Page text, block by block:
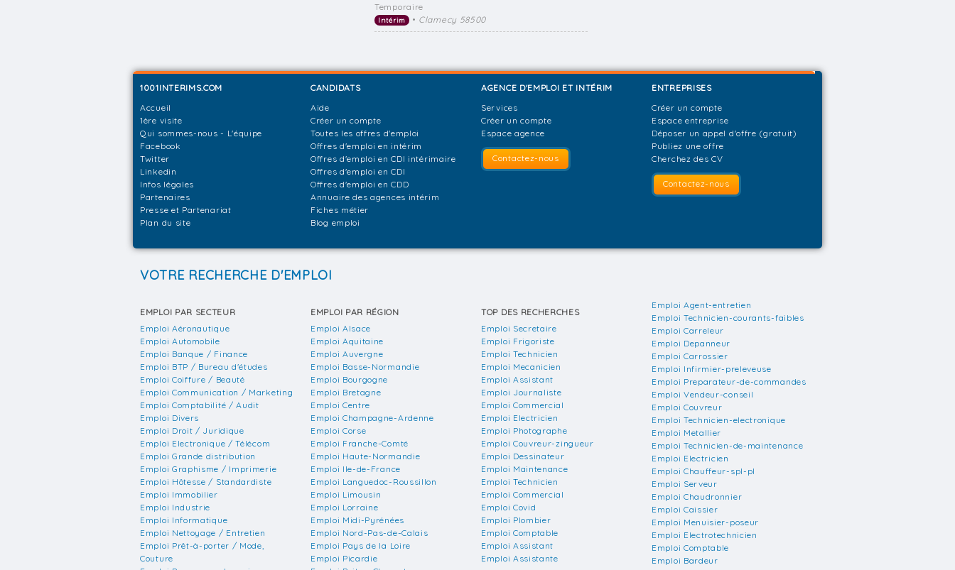
Temporaire
Intérim • Clamecy 58500
1001INTERIMS.COM
Accueil
1ère visite
Qui sommes-nous - L'équipe
Facebook
Twitter
Linkedin
Infos légales
Partenaires
Presse et Partenariat
Plan du site
CANDIDATS
Aide
Créer un compte
Toutes les offres d'emploi
Offres d'emploi en intérim
Offres d'emploi en CDI intérimaire
Offres d'emploi en CDI
Offres d'emploi en CDD
Annuaire des agences intérim
Fiches métier
Blog emploi
AGENCE D'EMPLOI ET INTÉRIM
Services
Créer un compte
Espace agence
Contactez-nous
ENTREPRISES
Créer un compte
Espace entreprise
Déposer un appel d'offre (gratuit)
Publiez une offre
Cherchez des CV
Contactez-nous
VOTRE RECHERCHE D'EMPLOI
EMPLOI PAR SECTEUR
Emploi Aéronautique
Emploi Automobile
Emploi Banque / Finance
Emploi BTP / Bureau d'études
Emploi Coiffure / Beauté
Emploi Communication / Marketing
Emploi Comptabilité / Audit
Emploi Divers
Emploi Droit / Juridique
Emploi Electronique / Télécom
Emploi Grande distribution
Emploi Graphisme / Imprimerie
Emploi Hôtesse / Standardiste
Emploi Immobilier
Emploi Industrie
Emploi Informatique
Emploi Nettoyage / Entretien
Emploi Prêt-à-porter / Mode,
Couture
EMPLOI PAR RÉGION
Emploi Alsace
Emploi Aquitaine
Emploi Auvergne
Emploi Basse-Normandie
Emploi Bourgogne
Emploi Bretagne
Emploi Centre
Emploi Champagne-Ardenne
Emploi Corse
Emploi Franche-Comté
Emploi Haute-Normandie
Emploi Ile-de-France
Emploi Languedoc-Roussillon
Emploi Limousin
Emploi Lorraine
Emploi Midi-Pyrénées
Emploi Nord-Pas-de-Calais
Emploi Pays de la Loire
Emploi Picardie
TOP DES RECHERCHES
Emploi Secretaire
Emploi Frigoriste
Emploi Technicien
Emploi Mecanicien
Emploi Assistant
Emploi Journaliste
Emploi Commercial
Emploi Electricien
Emploi Photographe
Emploi Couvreur-zingueur
Emploi Dessinateur
Emploi Maintenance
Emploi Technicien
Emploi Commercial
Emploi Covid
Emploi Plombier
Emploi Comptable
Emploi Assistant
Emploi Assistante
Emploi Agent-entretien
Emploi Technicien-courants-faibles
Emploi Carreleur
Emploi Depanneur
Emploi Carrossier
Emploi Infirmier-preleveuse
Emploi Preparateur-de-commandes
Emploi Vendeur-conseil
Emploi Couvreur
Emploi Technicien-electronique
Emploi Metallier
Emploi Technicien-de-maintenance
Emploi Electricien
Emploi Chauffeur-spl-pl
Emploi Serveur
Emploi Chaudronnier
Emploi Caissier
Emploi Menuisier-poseur
Emploi Electrotechnicien
Emploi Comptable
Emploi Bardeur